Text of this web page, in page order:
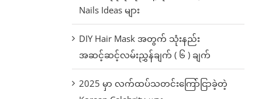
Nails Ideas များ
DIY Hair Mask အတွက် သုံးနည်း
အဆင့်ဆင့်လမ်းညွှန်ချက် ( ၆ ) ချက်
2025 မှာ လက်ထပ်သတင်းကြော်ငြာခဲ့တဲ့